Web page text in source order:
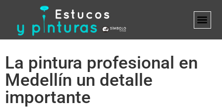
La pintura profesional en
Medellín un detalle
importante